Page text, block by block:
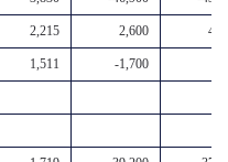
2,215 2,600
1,511 -1,700